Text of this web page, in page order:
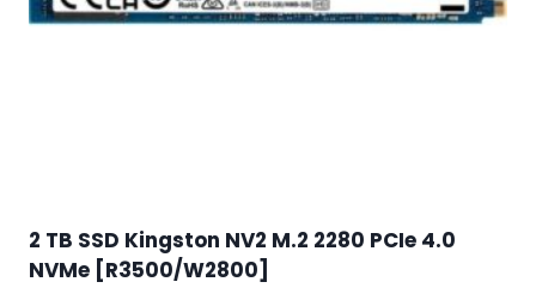
2 TB SSD Kingston NV2 M.2 2280 PCIe 4.0
NVMe [R3500/W2800]